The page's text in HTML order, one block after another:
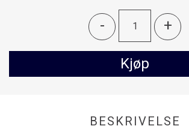
- +
Kjøp
BESKRIVELSE